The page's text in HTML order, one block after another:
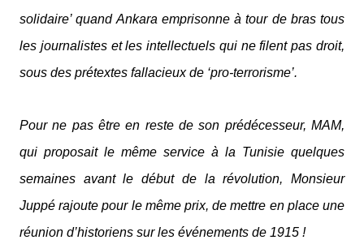
solidaire’ quand Ankara emprisonne à tour de bras tous
les journalistes et les intellectuels qui ne filent pas droit,
sous des prétextes fallacieux de ‘pro-terrorisme’.
Pour ne pas être en reste de son prédécesseur, MAM,
qui proposait le même service à la Tunisie quelques
semaines avant le début de la révolution, Monsieur
Juppé rajoute pour le même prix, de mettre en place une
réunion d’historiens sur les événements de 1915 !